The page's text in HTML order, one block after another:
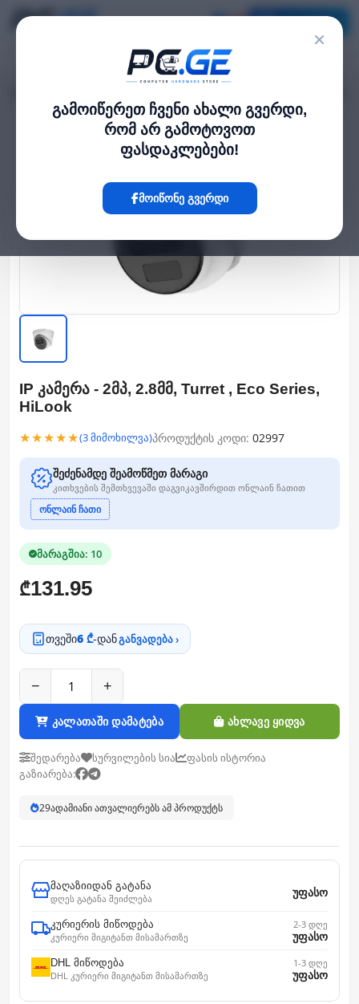
×
გამოიწერეთ ჩვენი ახალი გვერდი,
რომ არ გამოტოვოთ
ფასდაკლებები!
მოიწონე გვერდი
IP კამერა - 2მპ, 2.8მმ, Turret , Eco Series,
HiLook
★★★★★(3 მიმოხილვა)პროდუქტის კოდი: 02997
შეძენამდე შეამოწმეთ მარაგი
კითხვების შემთხვევაში დაგვიკავშირდით ონლაინ ჩათით
ონლაინ ჩათი
მარაგშია: 10
₾131.95
თვეში6 ₾-დანგანვადება ›
− +
კალათაში დამატება ახლავე ყიდვა
შედარება სურვილების სია
ფასის ისტორია
გაზიარება:
29ადამიანი ათვალიერებს ამ პროდუქტს
მაღაზიიდან გატანა
დღეს გატანა შეიძლება
უფასო
კურიერის მიწოდება
კურიერი მიგიტანთ მისამართზე
2-3 დღე
უფასო
DHL მიწოდება
DHL კურიერი მიგიტანთ მისამართზე
1-3 დღე
უფასო